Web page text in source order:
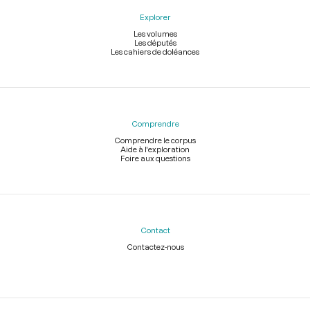
Explorer
Les volumes
Les députés
Les cahiers de doléances
Comprendre
Comprendre le corpus
Aide à l'exploration
Foire aux questions
Contact
Contactez-nous
Légal